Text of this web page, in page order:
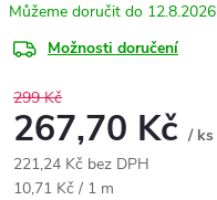
12.8.2026
Možnosti doručení
299 Kč
267,70 Kč / ks
221,24 Kč bez DPH
Měrná
10,71 Kč / 1 m